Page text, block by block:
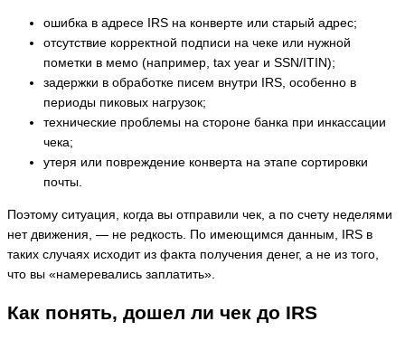
ошибка в адресе IRS на конверте или старый адрес;
отсутствие корректной подписи на чеке или нужной
пометки в мемо (например, tax year и SSN/ITIN);
задержки в обработке писем внутри IRS, особенно в
периоды пиковых нагрузок;
технические проблемы на стороне банка при инкассации
чека;
утеря или повреждение конверта на этапе сортировки
почты.
Поэтому ситуация, когда вы отправили чек, а по счету неделями
нет движения, — не редкость. По имеющимся данным, IRS в
таких случаях исходит из факта получения денег, а не из того,
что вы «намеревались заплатить».
Как понять, дошел ли чек до IRS